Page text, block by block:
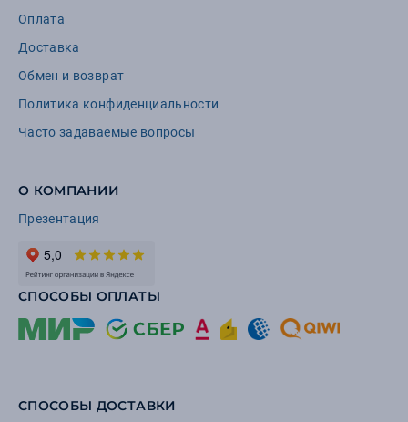
Оплата
Доставка
Обмен и возврат
Политика конфиденциальности
Часто задаваемые вопросы
О КОМПАНИИ
Презентация
СПОСОБЫ ОПЛАТЫ
СПОСОБЫ ДОСТАВКИ